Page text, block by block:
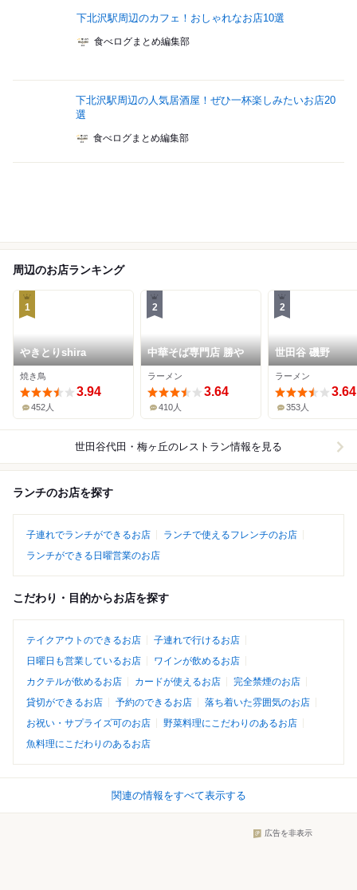
下北沢駅周辺のカフェ！おしゃれなお店10選
食べログまとめ編集部
下北沢駅周辺の人気居酒屋！ぜひ一杯楽しみたいお店20
選
食べログまとめ編集部
周辺のお店ランキング
1
やきとりshira
焼き鳥
3.94
452人
2
中華そば専門店 勝や
ラーメン
3.64
410人
2
世田谷 磯野
ラーメン
3.64
353人
世田谷代田・梅ヶ丘のレストラン情報を見る
ランチのお店を探す
子連れでランチができるお店
ランチで使えるフレンチのお店
ランチができる日曜営業のお店
こだわり・目的からお店を探す
テイクアウトのできるお店
子連れで行けるお店
日曜日も営業しているお店
ワインが飲めるお店
カクテルが飲めるお店
カードが使えるお店
完全禁煙のお店
貸切ができるお店
予約のできるお店
落ち着いた雰囲気のお店
お祝い・サプライズ可のお店
野菜料理にこだわりのあるお店
魚料理にこだわりのあるお店
関連の情報をすべて表示する
広告を非表示